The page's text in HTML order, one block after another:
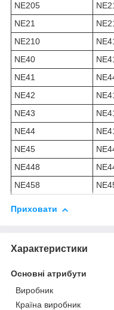
NE205
NE21
NE210
NE40
NE41
NE42
NE43
NE44
NE45
NE448
NE458
Приховати
Характеристики
Основні атрибути
Виробник
Країна виробник